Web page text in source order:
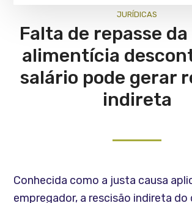
JURÍ­DICAS
Falta de repasse
alimentícia
salário pode gerar
indireta
Conhecida como a justa causa
empregador, a rescisão indireta